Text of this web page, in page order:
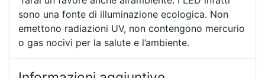
sono una fonte di illuminazione ecologica. Non
emettono radiazioni UV, non contengono mercurio
o gas nocivi per la salute e l’ambiente.